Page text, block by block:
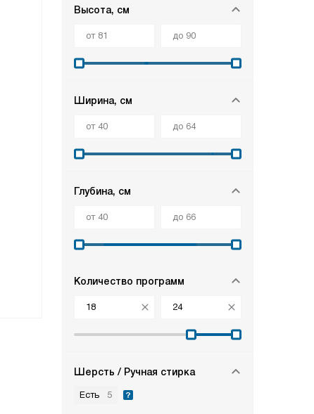
Высота, см
Ширина, см
Глубина, см
Количество программ
Шерсть / Ручная стирка
Есть 5
Стирально-сушильная
Bosch WNA144VSPL
111 930руб.